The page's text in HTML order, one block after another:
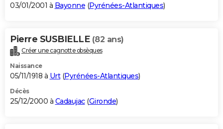
03/01/2001 à Bayonne (Pyrénées-Atlantiques)
Pierre SUSBIELLE (82 ans)
Créer une cagnotte obsèques
Naissance
05/11/1918 à Urt(Pyrénées-Atlantiques)
Décès
25/12/2000 à Cadaujac(Gironde)